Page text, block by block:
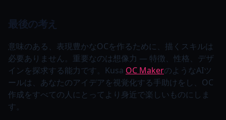
最後の考え
意味のある、表現豊かなOCを作るために、描くスキルは
必要ありません。重要なのは想像力 — 特徴、性格、デザ
インを探求する能力です。Kusa OC MakerのようなAIツ
ールは、あなたのアイデアを視覚化する手助けをし、OC
作成をすべての人にとってより身近で楽しいものにしま
す。